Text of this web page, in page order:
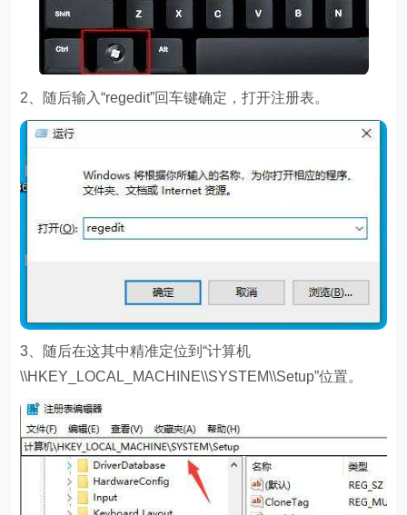
2、随后输入“regedit”回车键确定，打开注册表。
3、随后在这其中精准定位到“计算机
\\HKEY_LOCAL_MACHINE\\SYSTEM\\Setup”位置。